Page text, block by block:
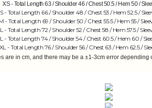
XS - Total Length 63 / Shoulder 46 / Chest 50.5 / Hem 50 /
S - Total Length 66 / Shoulder 48 / Chest 53 / Hem 52.5 /
- Total Length 69 / Shoulder 50 / Chest 55.5 / Hem 55 /
L - Total Length 72 / Shoulder 52 / Chest 58 / Hem 57.5 /
- Total Length 74 / Shoulder 54 / Chest 60.5 / Hem 60 /
- Total Length 76 / Shoulder 56 / Chest 63 / Hem 62.5 /
are in cm, and there may be a ±1-3cm error depending